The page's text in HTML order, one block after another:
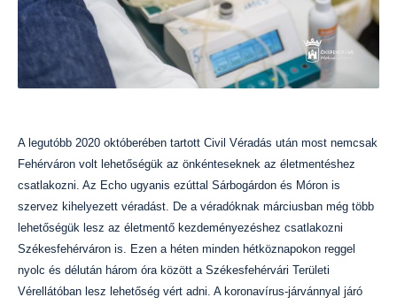
A legutóbb 2020 októberében tartott Civil Véradás után most nemcsak
Fehérváron volt lehetőségük az önkénteseknek az életmentéshez
csatlakozni. Az Echo ugyanis ezúttal Sárbogárdon és Móron is
szervez kihelyezett véradást. De a véradóknak márciusban még több
lehetőségük lesz az életmentő kezdeményezéshez csatlakozni
Székesfehérváron is. Ezen a héten minden hétköznapokon reggel
nyolc és délután három óra között a Székesfehérvári Területi
Vérellátóban lesz lehetőség vért adni. A koronavírus-járvánnyal járó